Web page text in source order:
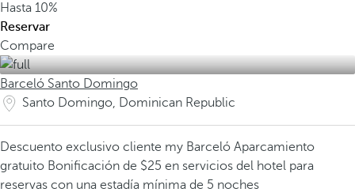
Hasta 10%
Reservar
Compare
Barceló Santo Domingo
Santo Domingo, Dominican Republic
Descuento exclusivo cliente my Barceló Aparcamiento
gratuito Bonificación de $25 en servicios del hotel para
reservas con una estadía mínima de 5 noches